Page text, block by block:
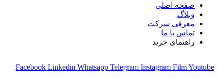
صفحه اصلی
وبلاگ
معرفی شرکت
تماس با ما
راهنمای خرید
Facebook Linkedin Whatsapp Telegram Instagram FilmYoutube